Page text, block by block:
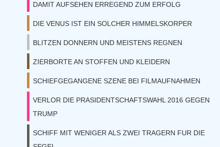
DAMIT AUFSEHEN ERREGEND ZUM ERFOLG
DIE VENUS IST EIN SOLCHER HIMMELSKORPER
BLITZEN DONNERN UND MEISTENS REGNEN
ZIERBORTE AN STOFFEN UND KLEIDERN
SCHIEFGEGANGENE SZENE BEI FILMAUFNAHMEN
VERLOR DIE PRASIDENTSCHAFTSWAHL 2016 GEGEN
TRUMP
SCHIFF MIT WENIGER ALS ZWEI TRAGERN FUR DIE